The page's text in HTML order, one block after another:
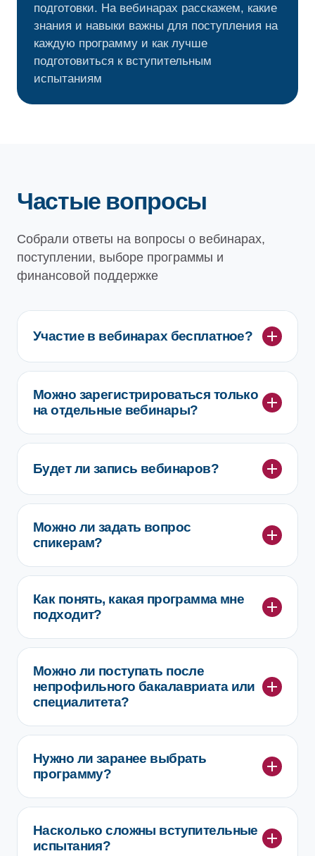
подготовки. На вебинарах расскажем, какие
знания и навыки важны для поступления на
каждую программу и как лучше
подготовиться к вступительным
испытаниям
Частые вопросы
Собрали ответы на вопросы о вебинарах,
поступлении, выборе программы и
финансовой поддержке
Участие в вебинарах бесплатное?
Можно зарегистрироваться только
на отдельные вебинары?
Будет ли запись вебинаров?
Можно ли задать вопрос
спикерам?
Как понять, какая программа мне
подходит?
Можно ли поступать после
непрофильного бакалавриата или
специалитета?
Нужно ли заранее выбрать
программу?
Насколько сложны вступительные
испытания?